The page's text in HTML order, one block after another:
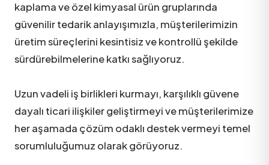
kaplama ve özel kimyasal ürün gruplarında
güvenilir tedarik anlayışımızla, müşterilerimizin
üretim süreçlerini kesintisiz ve kontrollü şekilde
sürdürebilmelerine katkı sağlıyoruz.
Uzun vadeli iş birlikleri kurmayı, karşılıklı güvene
dayalı ticari ilişkiler geliştirmeyi ve müşterilerimize
her aşamada çözüm odaklı destek vermeyi temel
sorumluluğumuz olarak görüyoruz.